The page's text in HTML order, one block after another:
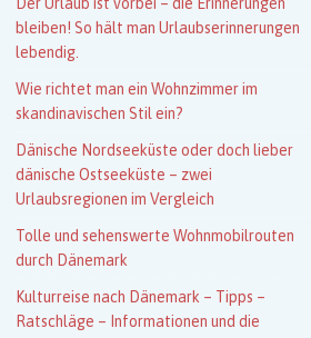
bleiben! So hält man Urlaubserinnerungen
lebendig.
Wie richtet man ein Wohnzimmer im
skandinavischen Stil ein?
Dänische Nordseeküste oder doch lieber
dänische Ostseeküste – zwei
Urlaubsregionen im Vergleich
Tolle und sehenswerte Wohnmobilrouten
durch Dänemark
Kulturreise nach Dänemark – Tipps –
Ratschläge – Informationen und die